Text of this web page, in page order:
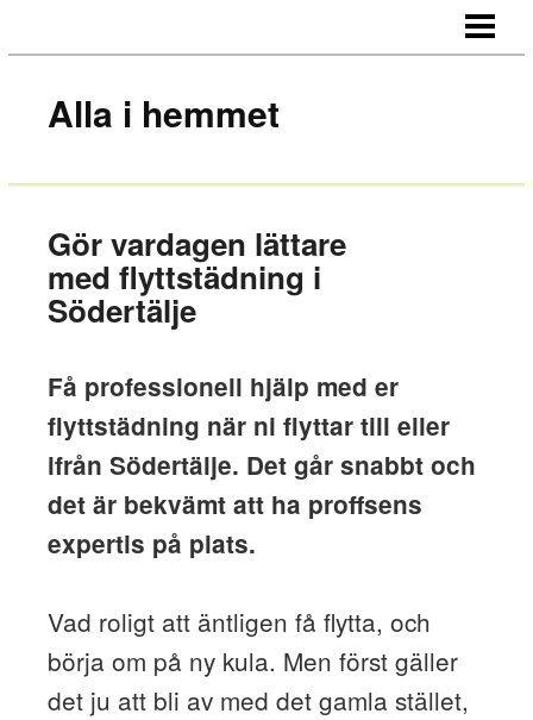
KONTAKT
Alla i hemmet
Gör vardagen lättare
med flyttstädning i
Södertälje
Få professionell hjälp med er
flyttstädning när ni flyttar till eller
ifrån Södertälje. Det går snabbt och
det är bekvämt att ha proffsens
expertis på plats.
Vad roligt att äntligen få flytta, och
börja om på ny kula. Men först gäller
det ju att bli av med det gamla stället,